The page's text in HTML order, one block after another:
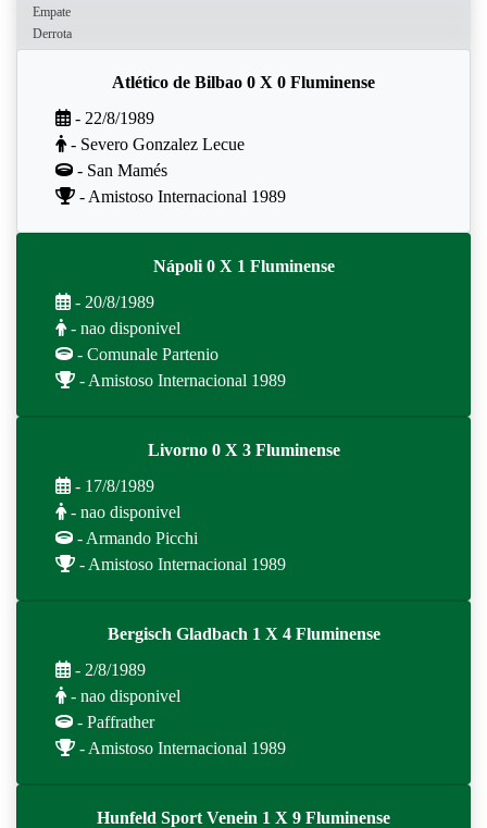
Empate
Derrota
Atlético de Bilbao 0 X 0 Fluminense
- 22/8/1989
- Severo Gonzalez Lecue
- San Mamés
- Amistoso Internacional 1989
Nápoli 0 X 1 Fluminense
- 20/8/1989
- nao disponivel
- Comunale Partenio
- Amistoso Internacional 1989
Livorno 0 X 3 Fluminense
- 17/8/1989
- nao disponivel
- Armando Picchi
- Amistoso Internacional 1989
Bergisch Gladbach 1 X 4 Fluminense
- 2/8/1989
- nao disponivel
- Paffrather
- Amistoso Internacional 1989
Hunfeld Sport Venein 1 X 9 Fluminense